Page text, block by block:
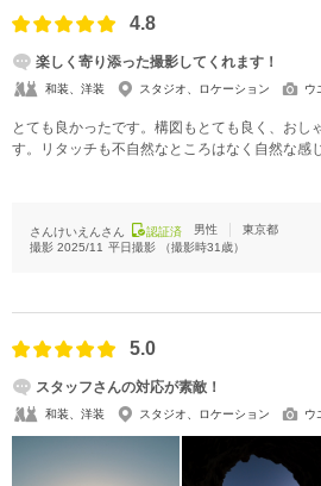
4.8
楽しく寄り添った撮影してくれます！
和装、洋装 スタジオ、ロケーション ウ
とても良かったです。構図もとても良く、おし
す。リタッチも不自然なところはなく自然な感
さんけいえんさん 認証済 男性
東京都
撮影 2025/11 平日撮影 （撮影時31 歳）
5.0
スタッフさんの対応が素敵！
和装、洋装 スタジオ、ロケーション ウ